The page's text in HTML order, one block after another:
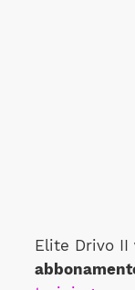
Elite Drivo II